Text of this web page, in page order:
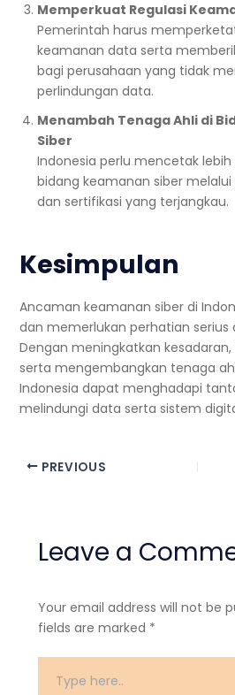
Memperkuat Regulasi
Pemerintah harus
keamanan data serta
bagi perusahaan yang tidak
perlindungan data.
Menambah Tenaga Ahli di
Siber
Indonesia perlu mencetak
bidang keamanan siber
dan sertifikasi yang terjangkau.
Kesimpulan
Ancaman keamanan siber di
dan memerlukan perhatian serius
Dengan meningkatkan
serta mengembangkan tenaga
Indonesia dapat menghadapi
melindungi data serta sistem
PREVIOUS
Leave a
Your email address will not be
fields are marked *
here..